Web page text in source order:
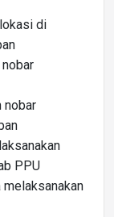
di
nobar
PPU